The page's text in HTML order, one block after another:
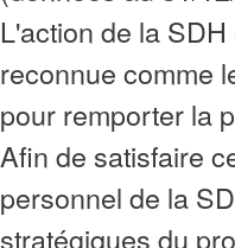
L'action de la
reconnue comme
pour remporter la
Afin de satisfaire
personnel de la
stratégiques du